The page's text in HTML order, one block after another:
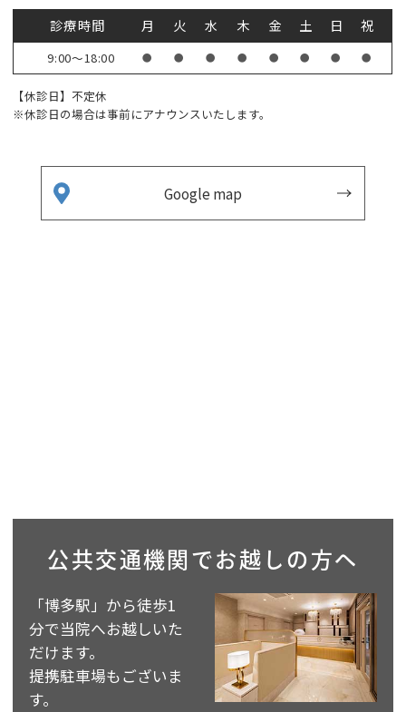
診療時間 月 火 水 木 金 土 日 祝
9:00～18:00 ● ● ● ● ● ● ● ●
【休診日】不定休
※休診日の場合は事前にアナウンスいたします。
Google map
公共交通機関で お越しの方へ
「博多駅」から徒歩1
分で当院へお越しいた
だけます。
提携駐車場もございま
す。